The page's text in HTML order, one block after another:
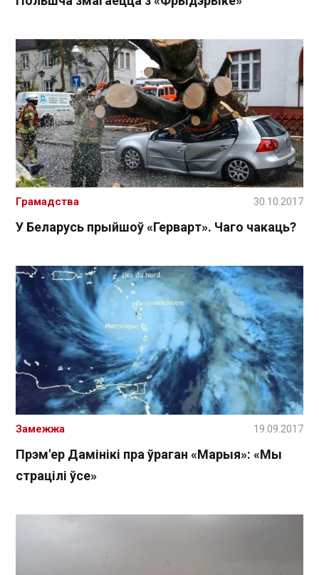
У Беларусь прыйшоў «Герварт». Чаго чакаць?
Грамадства 30.10.2017
Прэм'ер Дамінікі пра ўраган «Марыя»: «Мы
страцілі ўсе»
Замежжа 19.09.2017